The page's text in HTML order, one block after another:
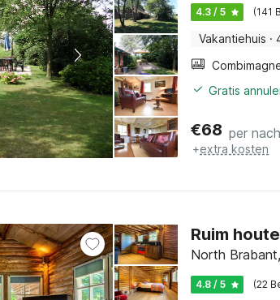
4.3 / 5 (141
Vakantiehuis ·
Gratis
€68 per
+extra kosten
Ruim
North
4.8 / 5 (22